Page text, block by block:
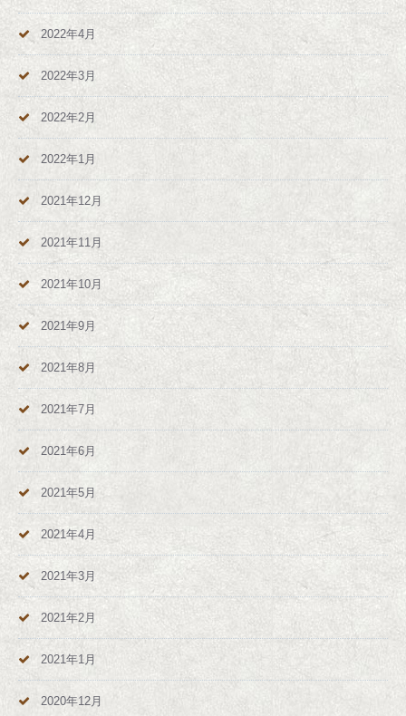
2022年4月
2022年3月
2022年2月
2022年1月
2021年12月
2021年11月
2021年10月
2021年9月
2021年8月
2021年7月
2021年6月
2021年5月
2021年4月
2021年3月
2021年2月
2021年1月
2020年12月